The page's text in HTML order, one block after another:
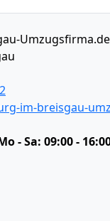
Umzugsfirma.de
im-breisgau-
- Sa: 09:00 -